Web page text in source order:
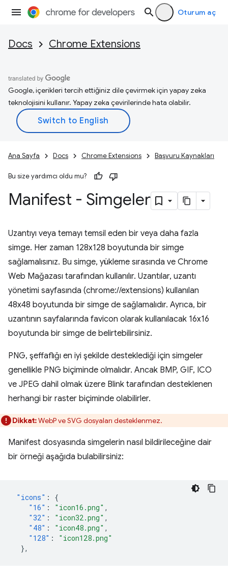
Oturum aç
Docs Chrome Extensions
Google, içerikleri tercih ettiğiniz dile çevirmek için yapay zeka
teknolojisini kullanır. Yapay zeka çevirilerinde hata olabilir.
Ana Sayfa Docs Chrome Extensions Başvuru Kaynakları
Bu size yardımcı oldu mu?
Manifest - Simgeler
Uzantıyı veya temayı temsil eden bir veya daha fazla
simge. Her zaman 128x128 boyutunda bir simge
sağlamalısınız. Bu simge, yükleme sırasında ve Chrome
Web Mağazası tarafından kullanılır. Uzantılar, uzantı
yönetimi sayfasında (chrome://extensions) kullanılan
48x48 boyutunda bir simge de sağlamalıdır. Ayrıca, bir
uzantının sayfalarında favicon olarak kullanılacak 16x16
boyutunda bir simge de belirtebilirsiniz.
PNG, şeffaflığı en iyi şekilde desteklediği için simgeler
genellikle PNG biçiminde olmalıdır. Ancak BMP, GIF, ICO
ve JPEG dahil olmak üzere Blink tarafından desteklenen
herhangi bir raster biçiminde olabilirler.
Dikkat:WebP ve SVG dosyaları desteklenmez.
Manifest dosyasında simgelerin nasıl bildirileceğine dair
bir örneği aşağıda bulabilirsiniz:
"icons" :
{
"16" : "icon16.png" ,
"32" : "icon32.png" ,
"48" : "icon48.png" ,
"128" :
"icon128.png"
},